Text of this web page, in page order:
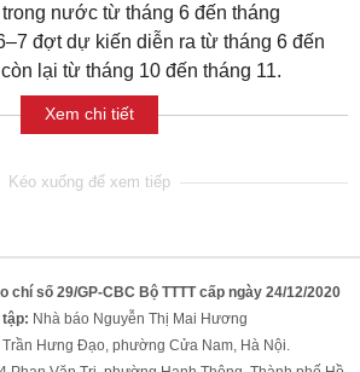
nước từ tháng 6 đến tháng
đợt dự kiến diễn ra từ tháng 6 đến
lại từ tháng 10 đến tháng 11.
Xem chi tiết
chí số 29/GP-CBC Bộ TTTT cấp ngày 24/12/2020
tập: Nhà báo Nguyễn Thị Mai Hương
Trần Hưng Đạo, phường Cửa Nam, Hà Nội.